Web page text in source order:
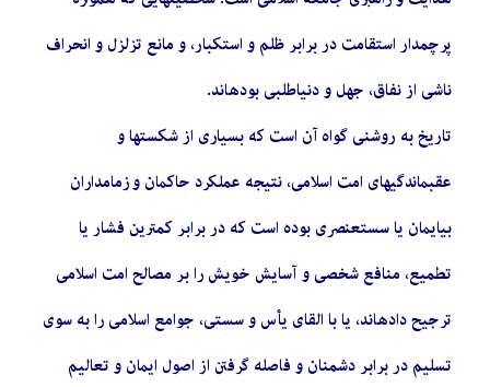
پرچمدار استقامت در برابر ظلم و استکبار، و مانع تزلزل و انحراف
ناشی از نفاق، جهل و دنیاطلبی بودهاند.
تاریخ به روشنی گواه آن است که بسیاری از شکستها و
عقبماندگیهای امت اسلامی، نتیجه عملکرد حاکمان و زمامداران
بیایمان یا سستعنصری بوده است که در برابر کمترین فشار یا
تطمیع، منافع شخصی و آسایش خویش را بر مصالح امت اسلامی
ترجیح دادهاند، یا با القای یأس و سستی، جوامع اسلامی را به سوی
تسلیم در برابر دشمنان و فاصله گرفتن از اصول ایمان و تعالیم